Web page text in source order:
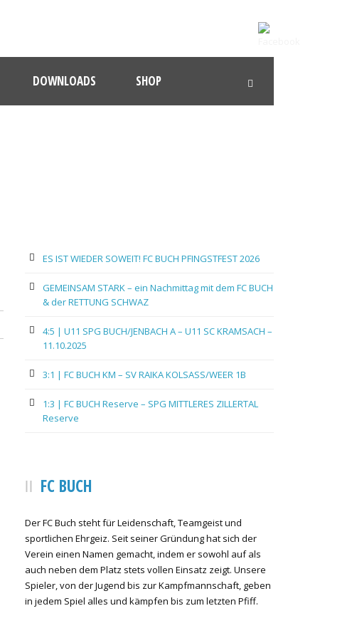
DOWNLOADS SHOP
ES IST WIEDER SOWEIT! FC BUCH PFINGSTFEST 2026
GEMEINSAM STARK – ein Nachmittag mit dem FC BUCH
& der RETTUNG SCHWAZ
4:5 | U11 SPG BUCH/JENBACH A – U11 SC KRAMSACH –
11.10.2025
3:1 | FC BUCH KM – SV RAIKA KOLSASS/WEER 1B
1:3 | FC BUCH Reserve – SPG MITTLERES ZILLERTAL
Reserve
FC BUCH
Der FC Buch steht für Leidenschaft, Teamgeist und
sportlichen Ehrgeiz. Seit seiner Gründung hat sich der
Verein einen Namen gemacht, indem er sowohl auf als
auch neben dem Platz stets vollen Einsatz zeigt. Unsere
Spieler, von der Jugend bis zur Kampfmannschaft, geben
in jedem Spiel alles und kämpfen bis zum letzten Pfiff.